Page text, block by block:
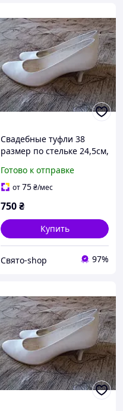
Свадебные туфли 38
размер по стельке 24,5см,
Готово к отправке
от75₴/мес
750₴
Купить
Свято-shop 97%